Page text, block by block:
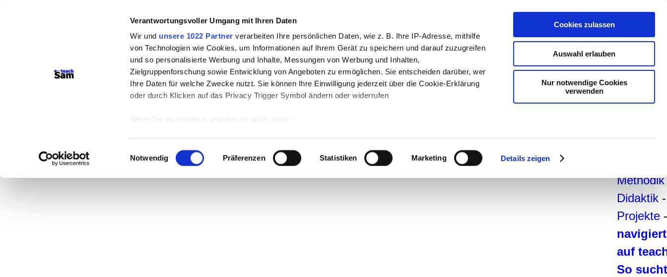
Verantwortungsvoller Umgang mit Ihren Daten
Wir und unsere 1022 Partner verarbeiten Ihre persönlichen Daten, wie z. B. Ihre IP-Adresse, mithilfe
von Technologien wie Cookies, um Informationen auf Ihrem Gerät zu speichern und darauf zuzugreifen
und so personalisierte Werbung und Inhalte, Messungen von Werbung und Inhalten,
Zielgruppenforschung sowie Entwicklung von Angeboten zu ermöglichen. Sie entscheiden darüber, wer
Ihre Daten für welche Zwecke nutzt. Sie können Ihre Einwilligung jederzeit über die Cookie-Erklärung
oder durch Klicken auf das Privacy Trigger Symbol ändern oder widerrufen
Wenn Sie es erlauben, würden wir auch gerne:
Ihr Gerät durch aktives Scannen nach bestimmten Merkmalen (Fingerprinting) identifizieren
Erfahren Sie mehr darüber, wie Ihre persönlichen Daten verarbeitet werden, und legen Sie Ihre
Präferenzen imAbschnitt Einzelheitenfest.
Einwilligungsauswahl
Notwendig Präferenzen Statistiken Marketing Details zeigen
Cookies zulassen
Auswahl erlauben
Nur notwendige Cookies
verwenden
-Deutsch
Didaktik -
Projekte
auf
So